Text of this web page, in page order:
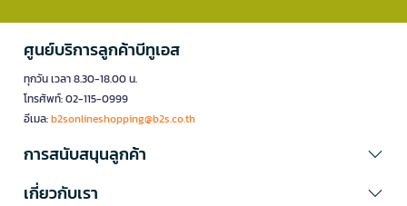
ศูนย์บริการลูกค้าบีทูเอส
ทุกวัน เวลา 8.30-18.00 น.
โทรศัพท์: 02-115-0999
อีเมล:b2sonlineshopping@b2s.co.th
การสนับสนุนลูกค้า
เกี่ยวกับเรา